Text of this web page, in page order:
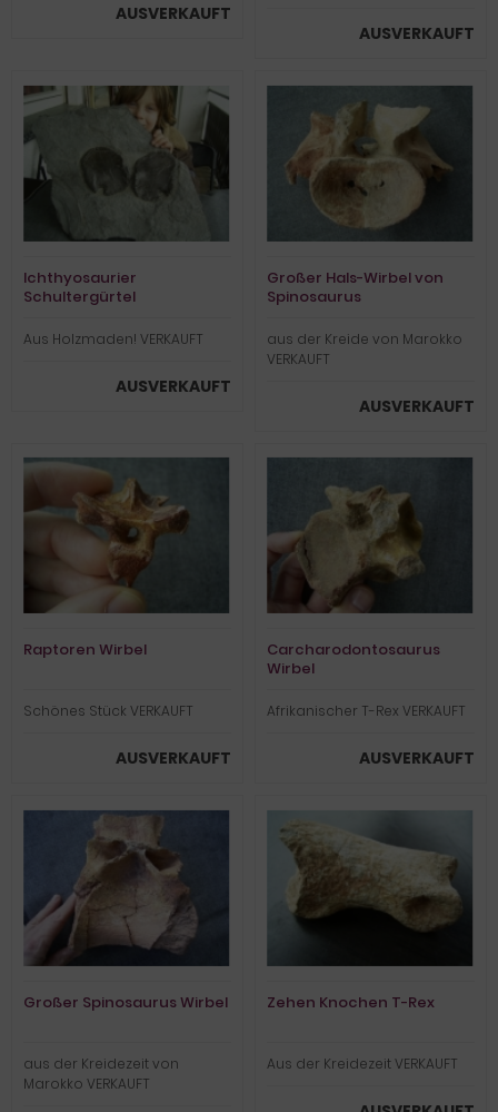
AUSVERKAUFT
AUSVERKAUFT
Ichthyosaurier
Schultergürtel
Aus Holzmaden! VERKAUFT
AUSVERKAUFT
Großer Hals-Wirbel von
Spinosaurus
aus der Kreide von Marokko
VERKAUFT
AUSVERKAUFT
Raptoren Wirbel
Schönes Stück VERKAUFT
AUSVERKAUFT
Carcharodontosaurus
Wirbel
Afrikanischer T-Rex VERKAUFT
AUSVERKAUFT
Großer Spinosaurus Wirbel
aus der Kreidezeit von
Marokko VERKAUFT
Zehen Knochen T-Rex
Aus der Kreidezeit VERKAUFT